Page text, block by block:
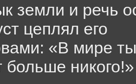
земли и речь
цеплял его
«В мире
больше никого!»